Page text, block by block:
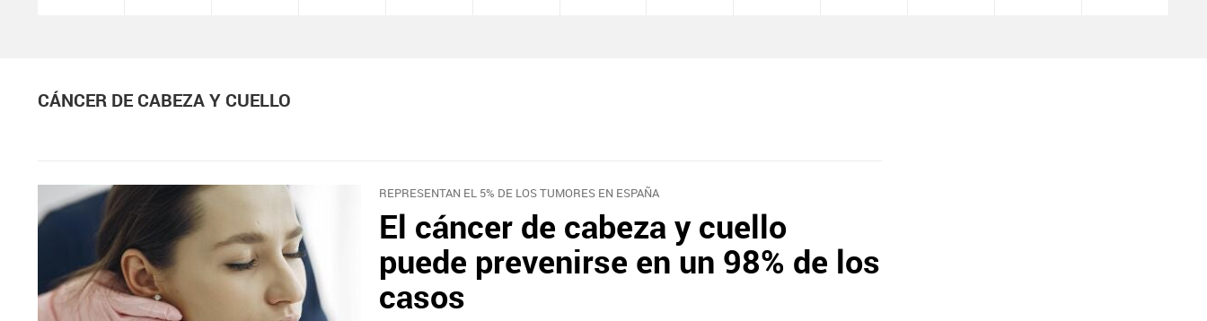
CÁNCER DE CABEZA Y CUELLO
REPRESENTAN EL 5% DE LOS TUMORES EN ESPAÑA
El cáncer de cabeza y cuello
puede prevenirse en un 98% de los
casos